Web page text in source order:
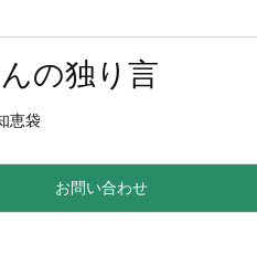
の独り言
恵袋
お問い合わせ